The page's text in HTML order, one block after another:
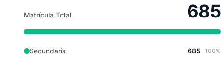
Matrícula Total 685
Secundaria 685 100%